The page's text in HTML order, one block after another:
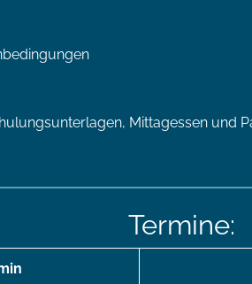
Mittagessen und
Termine: